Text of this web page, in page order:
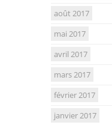
août 2017
mai 2017
avril 2017
mars 2017
février 2017
janvier 2017